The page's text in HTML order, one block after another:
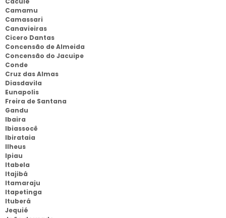
Camamu
Camassari
Canavieiras
Cicero Dantas
Concensão de Almeida
Concensão do Jacuipe
Conde
Cruz das Almas
Diasdavila
Eunapolis
Freira de Santana
Gandu
Ibaira
Ibiassocê
Ibirataia
Ilheus
Ipiau
Itabela
Itajibá
Itamaraju
Itapetinga
Ituberá
Jequié